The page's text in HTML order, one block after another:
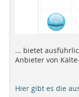
... bietet
Anbieter von
Hier gibt es die